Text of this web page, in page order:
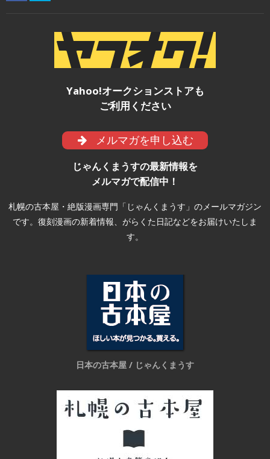
Yahoo!オークションストアも
ご利用ください
メルマガを申し込む
じゃんくまうすの最新情報を
メルマガで配信中！
札幌の古本屋・絶版漫画専門「じゃんくまうす」のメールマガジン
です。復刻漫画の新着情報、がらくた日記などをお届けいたしま
す。
日本の古本屋 / じゃんくまうす